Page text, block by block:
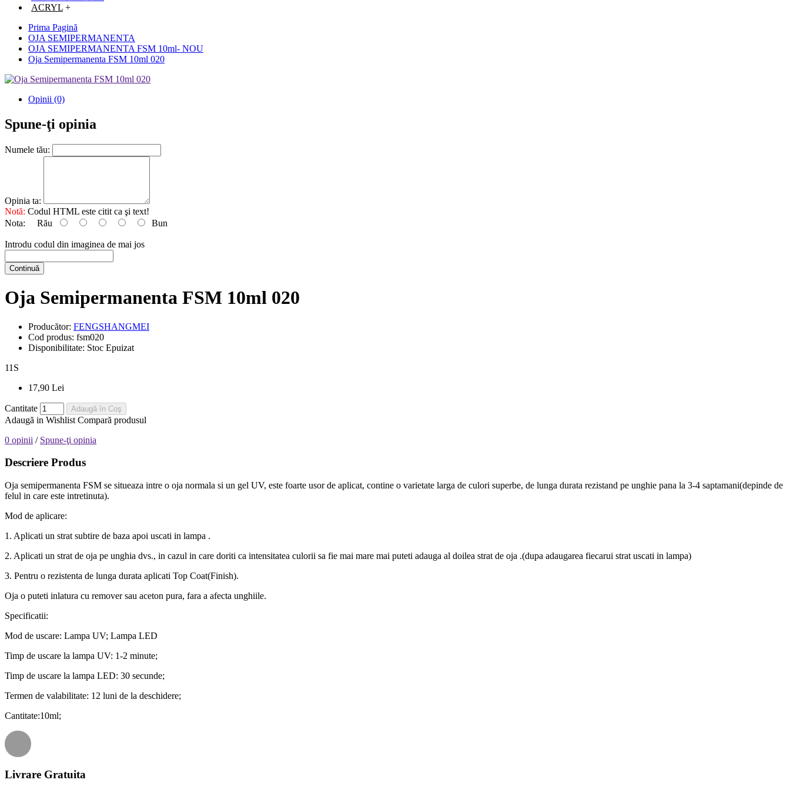
ACRYL +
Prima Pagină
OJA SEMIPERMANENTA
OJA SEMIPERMANENTA FSM 10ml- NOU
Oja Semipermanenta FSM 10ml 020
Opinii (0)
Spune-ţi opinia
Numele tău:
Opinia ta:
Notă: Codul HTML este citit ca şi text!
Nota: Rău Bun
Introdu codul din imaginea de mai jos
Continuă
Oja Semipermanenta FSM 10ml 020
Producător: FENGSHANGMEI
Cod produs: fsm020
Disponibilitate: Stoc Epuizat
11 S
17,90 Lei
Cantitate Adaugă în Coş
Adaugă in Wishlist Compară produsul
0 opinii / Spune-ţi opinia
Descriere Produs
Oja semipermanenta FSM se situeaza intre o oja normala si un gel UV, este foarte usor de aplicat, contine o varietate larga de culori superbe, de lunga durata rezistand pe unghie pana la 3-4 saptamani(depinde de
felul in care este intretinuta).
Mod de aplicare:
1. Aplicati un strat subtire de baza apoi uscati in lampa .
2. Aplicati un strat de oja pe unghia dvs., in cazul in care doriti ca intensitatea culorii sa fie mai mare mai puteti adauga al doilea strat de oja .(dupa adaugarea fiecarui strat uscati in lampa)
3. Pentru o rezistenta de lunga durata aplicati Top Coat(Finish).
Oja o puteti inlatura cu remover sau aceton pura, fara a afecta unghiile.
Specificatii:
Mod de uscare: Lampa UV; Lampa LED
Timp de uscare la lampa UV: 1-2 minute;
Timp de uscare la lampa LED: 30 secunde;
Termen de valabilitate: 12 luni de la deschidere;
Cantitate:10ml;
Livrare Gratuita